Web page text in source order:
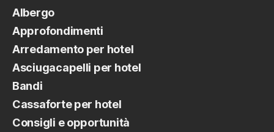
Albergo
Approfondimenti
Arredamento per hotel
Asciugacapelli per hotel
Bandi
Cassaforte per hotel
Consigli e opportunità